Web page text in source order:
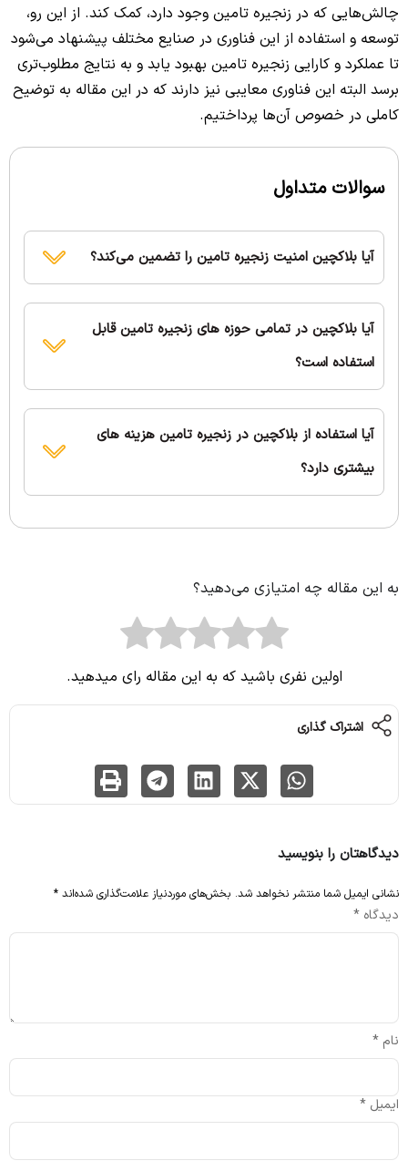
چالش‌هایی که در زنجیره تامین وجود دارد، کمک کند. از این رو،
توسعه و استفاده از این فناوری در صنایع مختلف پیشنهاد می‌شود
تا عملکرد و کارایی زنجیره تامین بهبود یابد و به نتایج مطلوب‌تری
برسد البته این فناوری معایبی نیز دارند که در این مقاله به توضیح
کاملی در خصوص آن‌ها پرداختیم.
سوالات متداول
آیا بلاکچین امنیت زنجیره تامین را تضمین می‌کند؟
آیا بلاکچین در تمامی حوزه های زنجیره تامین قابل
استفاده است؟
آیا استفاده از بلاکچین در زنجیره تامین هزینه های
بیشتری دارد؟
به این مقاله چه امتیازی می‌دهید؟
اولین نفری باشید که به این مقاله رای میدهید.
اشتراک گذاری
دیدگاهتان را بنویسید
نشانی ایمیل شما منتشر نخواهد شد. بخش‌های موردنیاز علامت‌گذاری شده‌اند *
دیدگاه *
نام *
ایمیل *